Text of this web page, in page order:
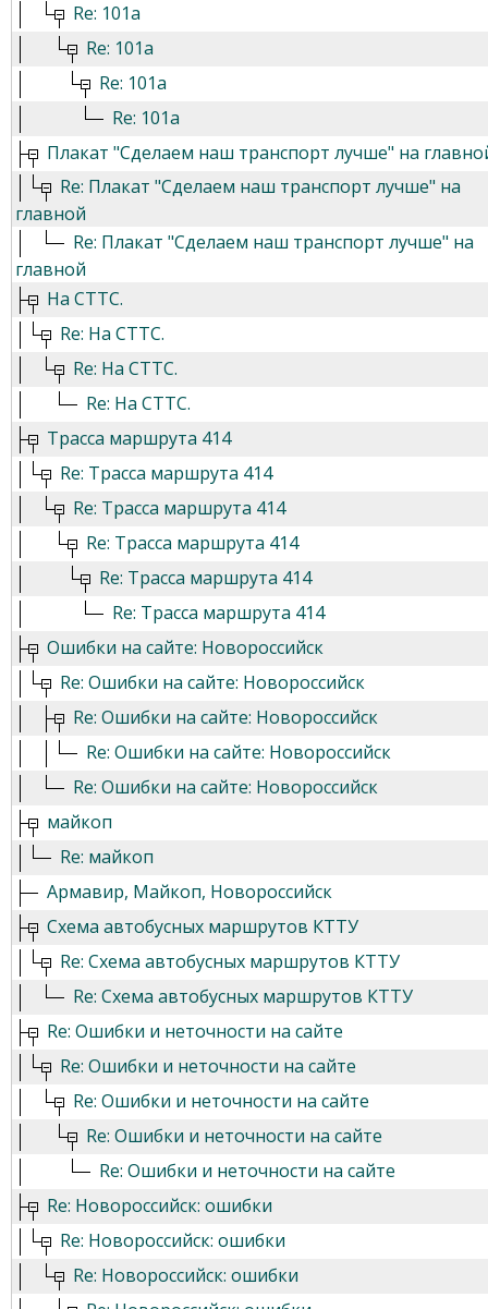
Re: 101а
Re: 101а
Re: 101а
Re: 101а
Плакат "Сделаем наш транспорт лучше" на
Re: Плакат "Сделаем наш транспорт лучше" на
главной
Re: Плакат "Сделаем наш транспорт лучше" на
главной
На СТТС.
Re: На СТТС.
Re: На СТТС.
Re: На СТТС.
Трасса маршрута 414
Re: Трасса маршрута 414
Re: Трасса маршрута 414
Re: Трасса маршрута 414
Re: Трасса маршрута 414
Re: Трасса маршрута 414
Ошибки на сайте: Новороссийск
Re: Ошибки на сайте: Новороссийск
Re: Ошибки на сайте: Новороссийск
Re: Ошибки на сайте: Новороссийск
Re: Ошибки на сайте: Новороссийск
майкоп
Re: майкоп
Армавир, Майкоп, Новороссийск
Схема автобусных маршрутов КТТУ
Re: Схема автобусных маршрутов КТТУ
Re: Схема автобусных маршрутов КТТУ
Re: Ошибки и неточности на сайте
Re: Ошибки и неточности на сайте
Re: Ошибки и неточности на сайте
Re: Ошибки и неточности на сайте
Re: Ошибки и неточности на сайте
Re: Новороссийск: ошибки
Re: Новороссийск: ошибки
Re: Новороссийск: ошибки